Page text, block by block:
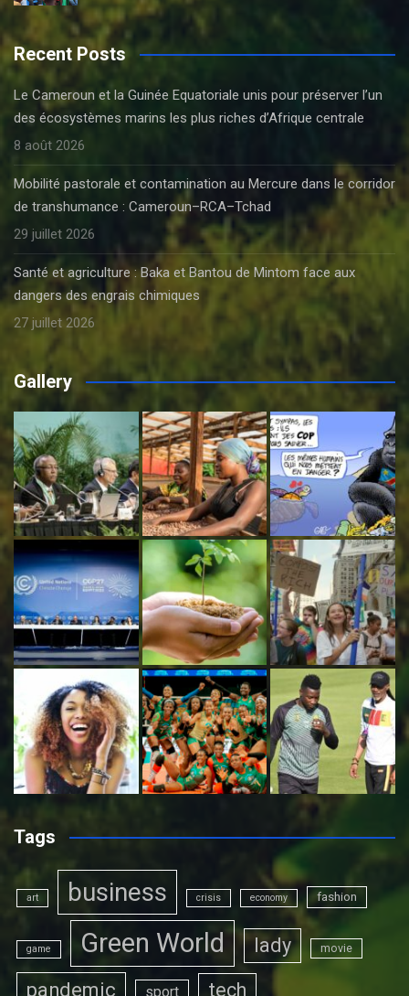
Recent Posts
Le Cameroun et la Guinée Equatoriale unis pour préserver l’un
des écosystèmes marins les plus riches d’Afrique centrale
8 août 2026
Mobilité pastorale et contamination au Mercure dans le corridor
de transhumance : Cameroun–RCA–Tchad
29 juillet 2026
Santé et agriculture : Baka et Bantou de Mintom face aux
dangers des engrais chimiques
27 juillet 2026
Gallery
Tags
art business crisis economy fashion
game Green World lady movie
pandemic sport tech